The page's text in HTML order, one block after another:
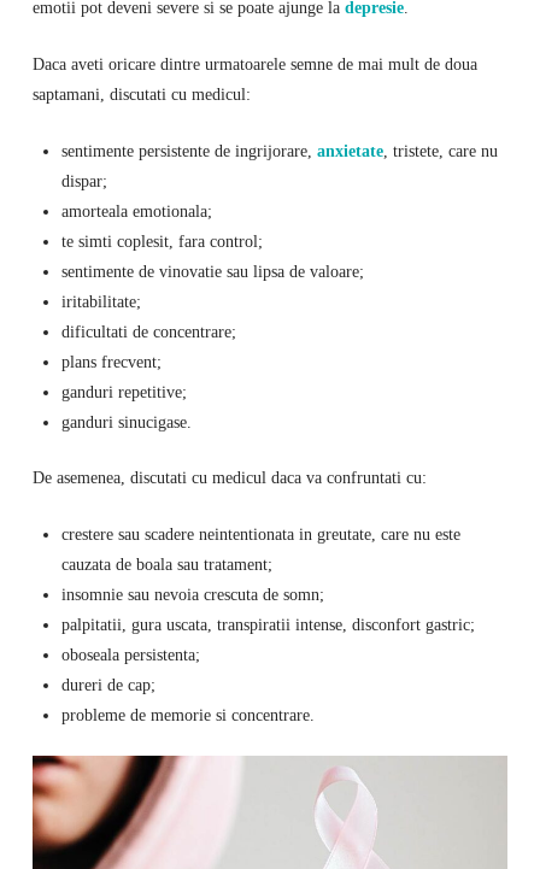
emotii pot deveni severe si se poate ajunge la depresie.
Daca aveti oricare dintre urmatoarele semne de mai mult de doua
saptamani, discutati cu medicul:
sentimente persistente de ingrijorare, anxietate, tristete, care nu
dispar;
amorteala emotionala;
te simti coplesit, fara control;
sentimente de vinovatie sau lipsa de valoare;
iritabilitate;
dificultati de concentrare;
plans frecvent;
ganduri repetitive;
ganduri sinucigase.
De asemenea, discutati cu medicul daca va confruntati cu:
crestere sau scadere neintentionata in greutate, care nu este
cauzata de boala sau tratament;
insomnie sau nevoia crescuta de somn;
palpitatii, gura uscata, transpiratii intense, disconfort gastric;
oboseala persistenta;
dureri de cap;
probleme de memorie si concentrare.